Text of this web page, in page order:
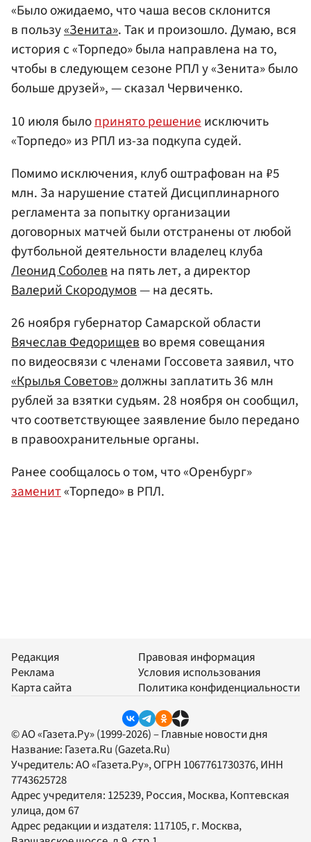
«Было ожидаемо, что чаша весов склонится
в пользу«Зенита». Так и произошло. Думаю, вся
история с «Торпедо» была направлена на то,
чтобы в следующем сезоне РПЛ у «Зенита» было
больше друзей», — сказал Червиченко.
10 июля былопринято решение исключить
«Торпедо» из РПЛ из-за подкупа судей.
Помимо исключения, клуб оштрафован на ₽5
млн. За нарушение статей Дисциплинарного
регламента за попытку организации
договорных матчей были отстранены от любой
футбольной деятельности владелец клуба
Леонид Соболевна пять лет, а директор
Валерий Скородумов— на десять.
26 ноября губернатор Самарской области
Вячеслав Федорищевво время совещания
по видеосвязи с членами Госсовета заявил, что
«Крылья Советов»должны заплатить 36 млн
рублей за взятки судьям. 28 ноября он сообщил,
что соответствующее заявление было передано
в правоохранительные органы.
Ранее сообщалось о том, что «Оренбург»
заменит«Торпедо» в РПЛ.
Редакция
Реклама
Карта сайта
Правовая информация
Условия использования
Политика конфиденциальности
© АО «Газета.Ру» (1999-2026) – Главные новости дня
Название: Газета.Ru (Gazeta.Ru)
Учредитель:АО «Газета.Ру», ОГРН 1067761730376, ИНН
7743625728
Адрес учредителя: 125239, Россия, Москва, Коптевская
улица, дом 67
Адрес редакции и издателя: 117105, г. Москва,